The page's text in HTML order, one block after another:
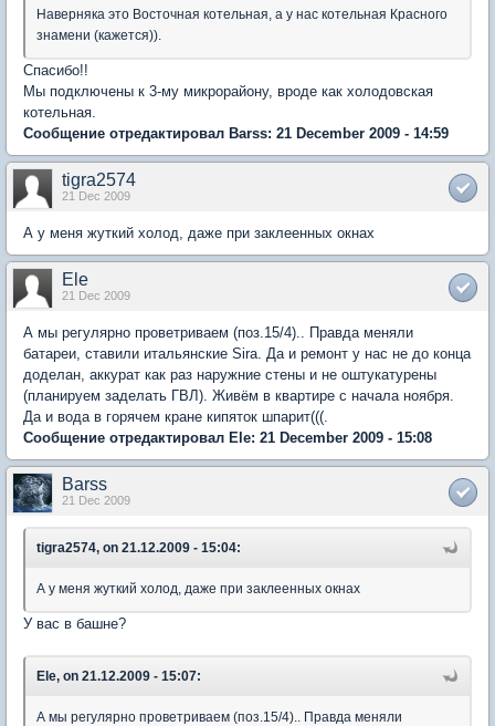
Наверняка это Восточная котельная, а у нас котельная Красного
знамени (кажется)).
Спасибо!!
Мы подключены к 3-му микрорайону, вроде как холодовская
котельная.
Сообщение отредактировал Barss: 21 December 2009 - 14:59
tigra2574
21 Dec 2009
А у меня жуткий холод, даже при заклеенных окнах
Ele
21 Dec 2009
А мы регулярно проветриваем (поз.15/4).. Правда меняли
батареи, ставили итальянские Sira. Да и ремонт у нас не до конца
доделан, аккурат как раз наружние стены и не оштукатурены
(планируем заделать ГВЛ). Живём в квартире с начала ноября.
Да и вода в горячем кране кипяток шпарит(((.
Сообщение отредактировал Ele: 21 December 2009 - 15:08
Barss
21 Dec 2009
tigra2574, on 21.12.2009 - 15:04:
А у меня жуткий холод, даже при заклеенных окнах
У вас в башне?
Ele, on 21.12.2009 - 15:07:
А мы регулярно проветриваем (поз.15/4).. Правда меняли